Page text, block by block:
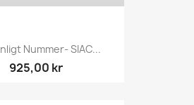
Nummer- SIAC...
925,00 kr